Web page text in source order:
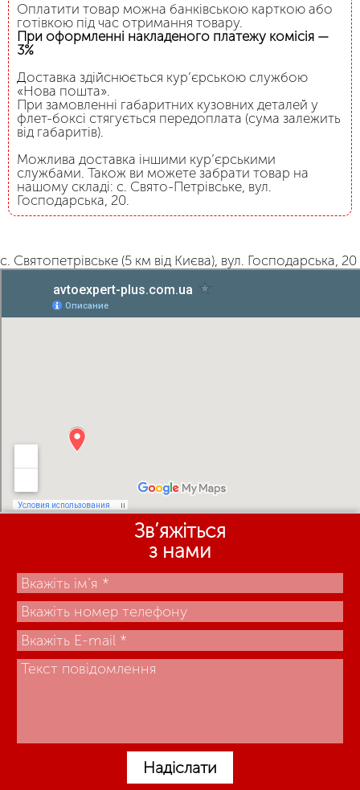
Оплатити товар можна банківською карткою або
готівкою під час отримання товару.
При оформленні накладеного платежу комісія —
3%
Доставка здійснюється кур’єрською службою
«Нова пошта».
При замовленні габаритних кузовних деталей у
флет-боксі стягується передоплата (сума залежить
від габаритів).
Можлива доставка іншими кур’єрськими
службами. Також ви можете забрати товар на
нашому складі: с. Свято-Петрівське, вул.
Господарська, 20.
с. Святопетрівське (5 км від Києва), вул. Господарська, 20
Зв’яжіться
з нами
Надіслати